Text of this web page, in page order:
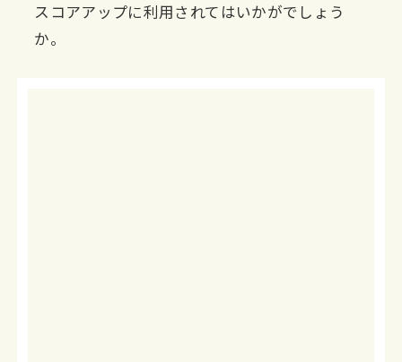
スコアアップに利用されてはいかがでしょう
か。